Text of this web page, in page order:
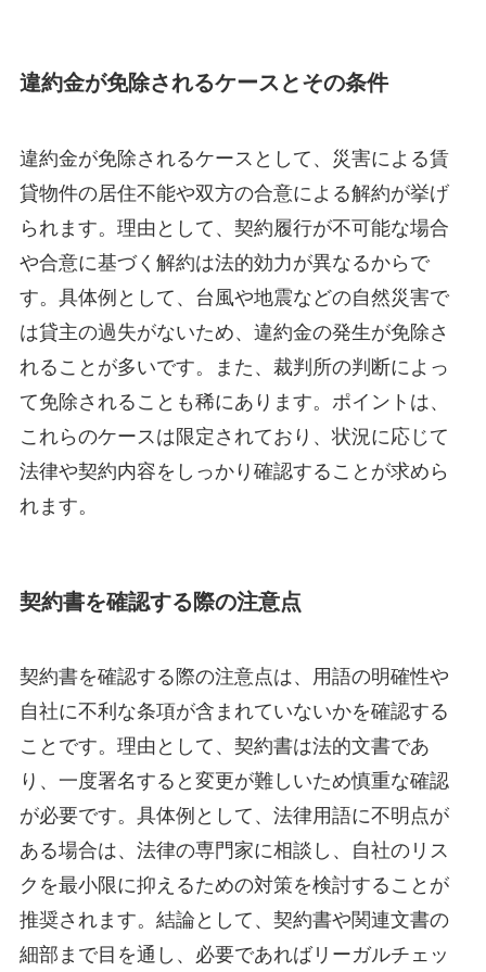
違約金が免除されるケースとその条件
違約金が免除されるケースとして、災害による賃
貸物件の居住不能や双方の合意による解約が挙げ
られます。理由として、契約履行が不可能な場合
や合意に基づく解約は法的効力が異なるからで
す。具体例として、台風や地震などの自然災害で
は貸主の過失がないため、違約金の発生が免除さ
れることが多いです。また、裁判所の判断によっ
て免除されることも稀にあります。ポイントは、
これらのケースは限定されており、状況に応じて
法律や契約内容をしっかり確認することが求めら
れます。
契約書を確認する際の注意点
契約書を確認する際の注意点は、用語の明確性や
自社に不利な条項が含まれていないかを確認する
ことです。理由として、契約書は法的文書であ
り、一度署名すると変更が難しいため慎重な確認
が必要です。具体例として、法律用語に不明点が
ある場合は、法律の専門家に相談し、自社のリス
クを最小限に抑えるための対策を検討することが
推奨されます。結論として、契約書や関連文書の
細部まで目を通し、必要であればリーガルチェッ